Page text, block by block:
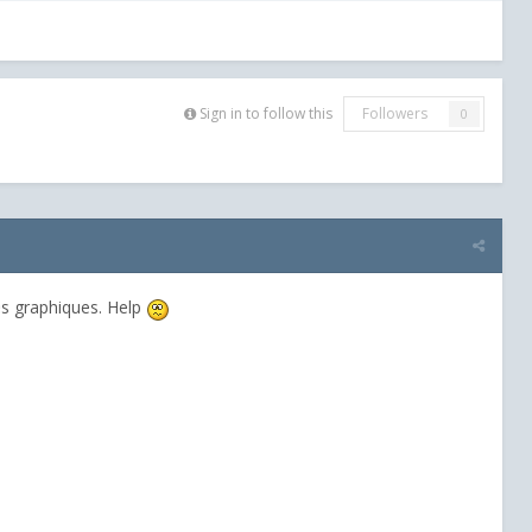
Sign in to follow this Followers 0
graphiques. Help